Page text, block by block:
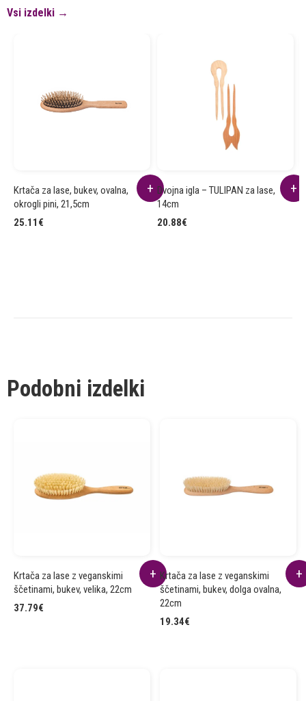
Vsi izdelki →
Krtača za lase, bukev, ovalna,
okrogli pini, 21,5cm
25.11 €
Dvojna igla – TULIPAN za lase,
14cm
20.88€
Podobni izdelki
Krtača za lase z veganskimi
ščetinami, bukev, velika, 22cm
37.79€
Krtača za lase z veganskimi
ščetinami, bukev, dolga ovalna,
22cm
19.34€